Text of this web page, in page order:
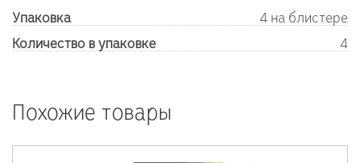
Упаковка
4 на блистере
Количество в упаковке
4
Похожие товары